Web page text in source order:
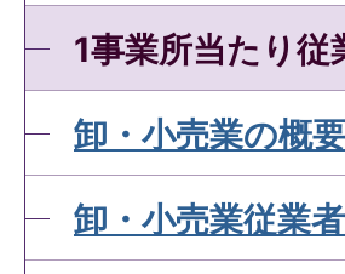
1事業所当たり
卸・小売業の概要
卸・小売業従業